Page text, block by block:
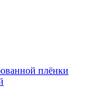
плёнки